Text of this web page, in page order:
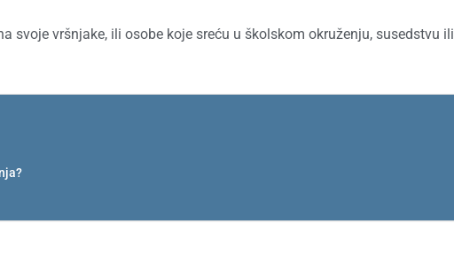
svoje vršnjake, ili osobe koje sreću u školskom okruženju, susedstvu ili